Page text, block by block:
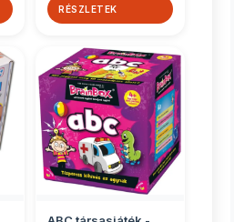
RÉSZLETEK